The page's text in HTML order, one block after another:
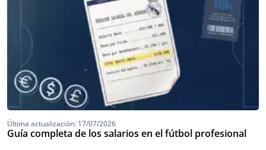
Última actualización: 17/07/2026
Guía completa de los salarios en el fútbol profesional